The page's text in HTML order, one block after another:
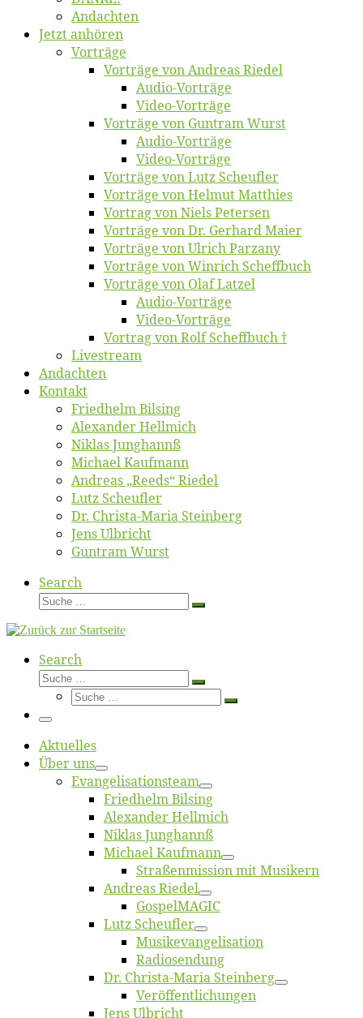
An­dach­ten
Jetzt an­hö­ren
Vor­trä­ge
Vor­trä­ge von An­dre­as Riedel
Au­dio-Vor­trä­ge
Vi­deo-Vor­trä­ge
Vor­trä­ge von Gun­tram Wurst
Au­dio-Vor­trä­ge
Vi­deo-Vor­trä­ge
Vor­trä­ge von Lutz Scheufler
Vor­trä­ge von Hel­mut Matthies
Vor­trag von Niels Petersen
Vor­trä­ge von Dr. Ger­hard Maier
Vor­trä­ge von Ul­rich Parzany
Vor­trä­ge von Win­rich Scheffbuch
Vor­trä­ge von Olaf Latzel
Au­dio-Vor­trä­ge
Vi­deo-Vor­trä­ge
Vor­trag von Rolf Scheffbuch †
Live­stream
An­dach­ten
Kon­takt
Fried­helm Bilsing
Alex­an­der Hellmich
Ni­klas Junghannß
Mi­cha­el Kaufmann
An­dre­as „Reeds“ Riedel
Lutz Scheuf­ler
Dr. Chris­­ta-Ma­ria Steinberg
Jens Ulb­richt
Gun­tram Wurst
Search
Suche
Suche
Search
Suche
Suche
Suche
Suche
Menü
Ak­tu­el­les
Über uns
Evangelisa­tions­team
Fried­helm Bilsing
Alex­an­der Hellmich
Ni­klas Junghannß
Mi­cha­el Kaufmann
Straßenmis­sion mit Musikern
An­dre­as Riedel
Gos­pel­MA­GIC
Lutz Scheuf­ler
Musikevan­ge­li­sa­tion
Ra­dio­sen­dung
Dr. Chris­­ta-Ma­ria Steinberg
Ver­öf­fent­li­chun­gen
Jens Ulb­richt